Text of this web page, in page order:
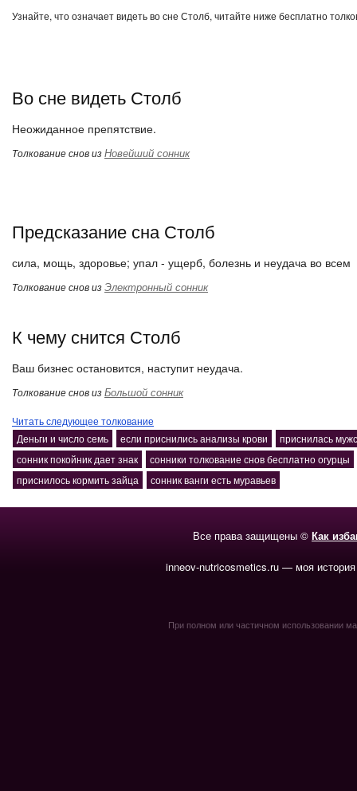
Узнайте, что означает видеть во сне Столб, читайте ниже бесплатно
Во сне видеть Столб
Неожиданное препятствие.
Толкование снов изНовейший сонник
Предсказание сна Столб
сила, мощь, здоровье; упал - ущерб, болезнь и неудача во всем
Толкование снов изЭлектронный сонник
К чему снится Столб
Ваш бизнес остановится, наступит неудача.
Толкование снов изБольшой сонник
Читать следующее толкование
Деньги и число семь
если приснились анализы крови
приснилась
сонник покойник дает знак
сонники толкование снов бесплатно огурцы
приснилось кормить зайца
сонник ванги есть муравьев
Все права защищены © Как
inneov-nutricosmetics.ru — моя
При полном или частичном использовании